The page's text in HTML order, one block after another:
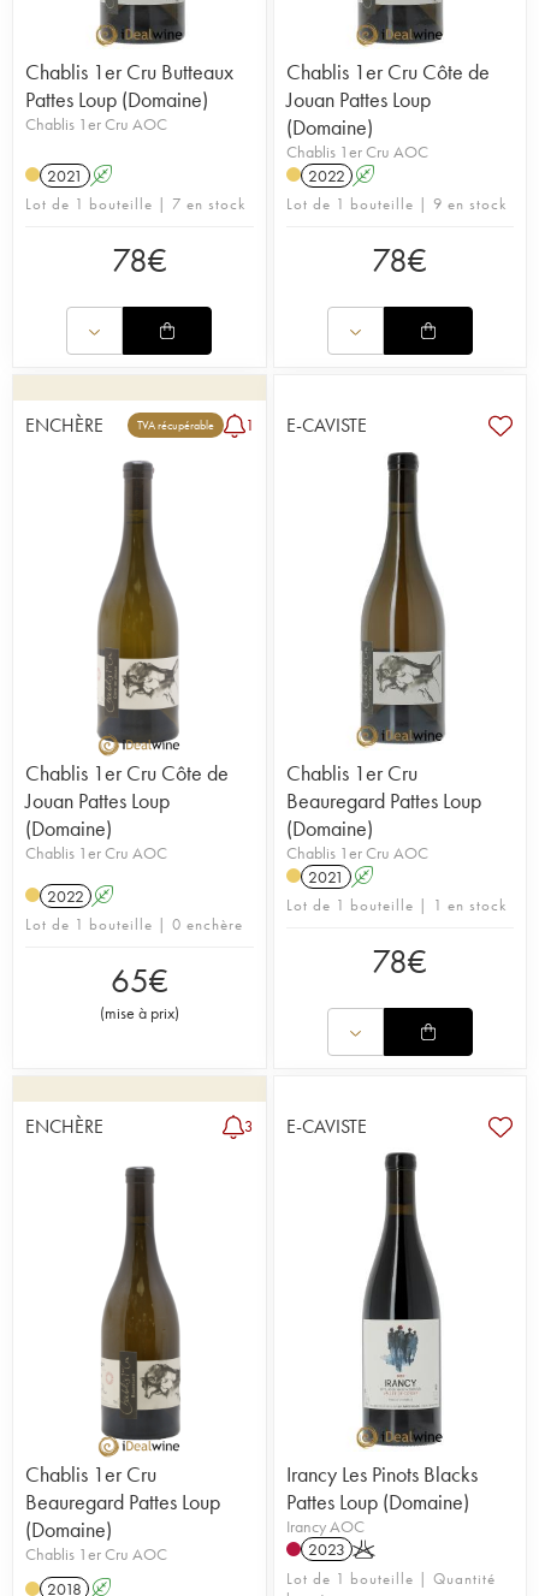
Chablis 1er Cru Butteaux
Pattes Loup (Domaine)
Chablis 1er Cru AOC
2021 A
Lot de 1 bouteille | 7 en stock
78€
Chablis 1er Cru Côte de
Jouan Pattes Loup
(Domaine)
Chablis 1er Cru AOC
2022 A
Lot de 1 bouteille | 9 en stock
78€
ENCHÈRE TVA récupérable 1
Chablis 1er Cru Côte de
Jouan Pattes Loup
(Domaine)
Chablis 1er Cru AOC
2022 A
Lot de 1 bouteille | 0 enchère
65€
(mise à prix)
E-CAVISTE
Chablis 1er Cru
Beauregard Pattes Loup
(Domaine)
Chablis 1er Cru AOC
2021 A
Lot de 1 bouteille | 1 en stock
78€
ENCHÈRE 3
Chablis 1er Cru
Beauregard Pattes Loup
(Domaine)
Chablis 1er Cru AOC
2018 A
E-CAVISTE
Irancy Les Pinots Blacks
Pattes Loup (Domaine)
Irancy AOC
2023 K
Lot de 1 bouteille | Quantité